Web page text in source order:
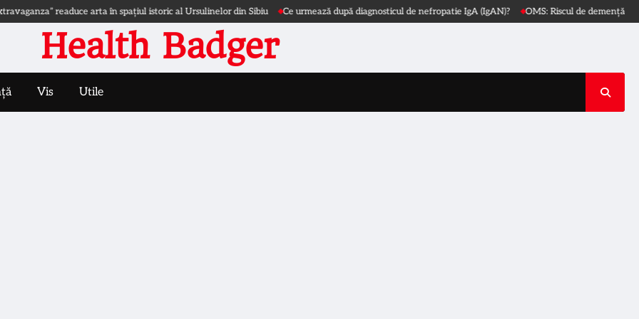
readuce arta în spațiul istoric al Ursulinelor din Sibiu Ce urmează după diagnosticul de nefropatie IgA (IgAN)? OMS: Riscul de demență se
Health Badger
Vis Utile